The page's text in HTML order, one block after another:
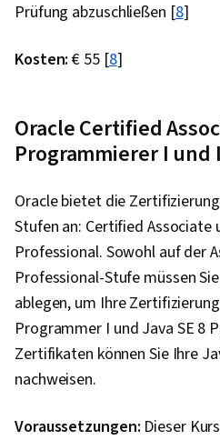
Prüfung abzuschließen [8]
Kosten: € 55 [8]
Oracle Certified
Programmierer I und
Oracle bietet die
Stufen an: Certified Associate
Professional. Sowohl auf der
Professional-Stufe müssen
ablegen, um Ihre
Programmer I und Java SE 8
Zertifikaten können Sie Ihre
nachweisen.
Voraussetzungen: Dieser